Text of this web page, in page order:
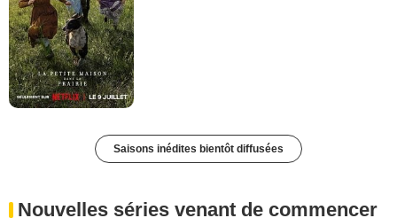
Saisons inédites bientôt diffusées
Nouvelles séries venant de commencer